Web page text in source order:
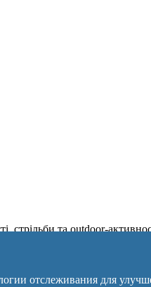
стрільби та outdoor-
бухгалтер
отслеживания для